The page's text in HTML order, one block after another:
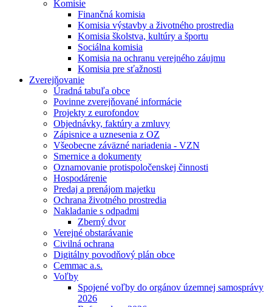
Komisie
Finančná komisia
Komisia výstavby a životného prostredia
Komisia školstva, kultúry a športu
Sociálna komisia
Komisia na ochranu verejného záujmu
Komisia pre sťažnosti
Zverejňovanie
Úradná tabuľa obce
Povinne zverejňované informácie
Projekty z eurofondov
Objednávky, faktúry a zmluvy
Zápisnice a uznesenia z OZ
Všeobecne záväzné nariadenia - VZN
Smernice a dokumenty
Oznamovanie protispoločenskej činnosti
Hospodárenie
Predaj a prenájom majetku
Ochrana životného prostredia
Nakladanie s odpadmi
Zberný dvor
Verejné obstarávanie
Civilná ochrana
Digitálny povodňový plán obce
Cemmac a.s.
Voľby
Spojené voľby do orgánov územnej samosprávy
2026